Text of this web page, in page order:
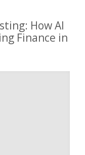
How AI
Finance in